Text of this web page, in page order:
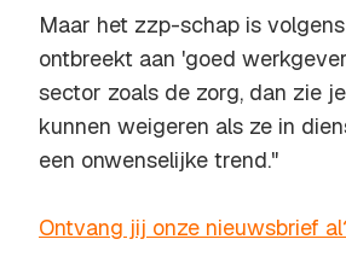
Maar het zzp-schap is
ontbreekt aan 'goed
sector zoals de zorg, dan zie
kunnen weigeren als ze in
een onwenselijke trend."
Ontvang jij onze nieuwsbrief